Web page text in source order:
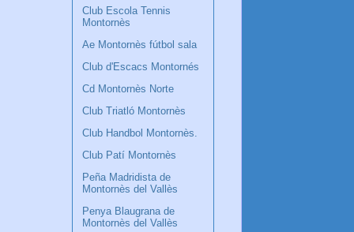
Club Escola Tennis
Montornès
Ae Montornès fútbol sala
Club d'Escacs Montornés
Cd Montornès Norte
Club Triatló Montornès
Club Handbol Montornès.
Club Patí Montornès
Peña Madridista de
Montornès del Vallès
Penya Blaugrana de
Montornès del Vallès